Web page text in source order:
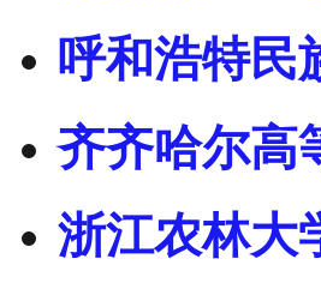
呼和浩特民
齐齐哈尔高
浙江农林大